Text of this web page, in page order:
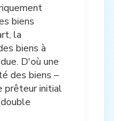
biens
la
biens à
D'où une
des biens –
prêteur initial